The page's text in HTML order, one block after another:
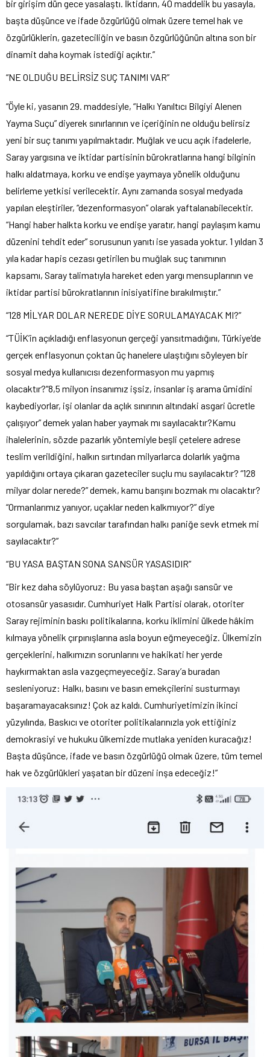
bir girişim dün gece yasalaştı. İktidarın, 40 maddelik bu yasayla,
başta düşünce ve ifade özgürlüğü olmak üzere temel hak ve
özgürlüklerin, gazeteciliğin ve basın özgürlüğünün altına son bir
dinamit daha koymak istediği açıktır.”
“NE OLDUĞU BELİRSİZ SUÇ TANIMI VAR”
“Öyle ki, yasanın 29. maddesiyle, “Halkı Yanıltıcı Bilgiyi Alenen
Yayma Suçu” diyerek sınırlarının ve içeriğinin ne olduğu belirsiz
yeni bir suç tanımı yapılmaktadır. Muğlak ve ucu açık ifadelerle,
Saray yargısına ve iktidar partisinin bürokratlarına hangi bilginin
halkı aldatmaya, korku ve endişe yaymaya yönelik olduğunu
belirleme yetkisi verilecektir. Aynı zamanda sosyal medyada
yapılan eleştiriler, “dezenformasyon” olarak yaftalanabilecektir.
“Hangi haber halkta korku ve endişe yaratır, hangi paylaşım kamu
düzenini tehdit eder” sorusunun yanıtı ise yasada yoktur. 1 yıldan 3
yıla kadar hapis cezası getirilen bu muğlak suç tanımının
kapsamı, Saray talimatıyla hareket eden yargı mensuplarının ve
iktidar partisi bürokratlarının inisiyatifine bırakılmıştır.”
“128 MİLYAR DOLAR NEREDE DİYE SORULAMAYACAK MI?”
“TÜİK’in açıkladığı enflasyonun gerçeği yansıtmadığını, Türkiye’de
gerçek enflasyonun çoktan üç hanelere ulaştığını söyleyen bir
sosyal medya kullanıcısı dezenformasyon mu yapmış
olacaktır?“8,5 milyon insanımız işsiz, insanlar iş arama ümidini
kaybediyorlar, işi olanlar da açlık sınırının altındaki asgari ücretle
çalışıyor” demek yalan haber yaymak mı sayılacaktır?Kamu
ihalelerinin, sözde pazarlık yöntemiyle beşli çetelere adrese
teslim verildiğini, halkın sırtından milyarlarca dolarlık yağma
yapıldığını ortaya çıkaran gazeteciler suçlu mu sayılacaktır? “128
milyar dolar nerede?” demek, kamu barışını bozmak mı olacaktır?
“Ormanlarımız yanıyor, uçaklar neden kalkmıyor?” diye
sorgulamak, bazı savcılar tarafından halkı paniğe sevk etmek mi
sayılacaktır?”
“BU YASA BAŞTAN SONA SANSÜR YASASIDIR”
“Bir kez daha söylüyoruz: Bu yasa baştan aşağı sansür ve
otosansür yasasıdır. Cumhuriyet Halk Partisi olarak, otoriter
Saray rejiminin baskı politikalarına, korku iklimini ülkede hâkim
kılmaya yönelik çırpınışlarına asla boyun eğmeyeceğiz. Ülkemizin
gerçeklerini, halkımızın sorunlarını ve hakikati her yerde
haykırmaktan asla vazgeçmeyeceğiz. Saray’a buradan
sesleniyoruz: Halkı, basını ve basın emekçilerini susturmayı
başaramayacaksınız! Çok az kaldı. Cumhuriyetimizin ikinci
yüzyılında, Baskıcı ve otoriter politikalarınızla yok ettiğiniz
demokrasiyi ve hukuku ülkemizde mutlaka yeniden kuracağız!
Başta düşünce, ifade ve basın özgürlüğü olmak üzere, tüm temel
hak ve özgürlükleri yaşatan bir düzeni inşa edeceğiz!”